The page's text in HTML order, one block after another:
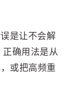
是让不会解
确用法是从
或把高频重